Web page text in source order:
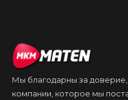
Мы благодарны за
компании, которое мы